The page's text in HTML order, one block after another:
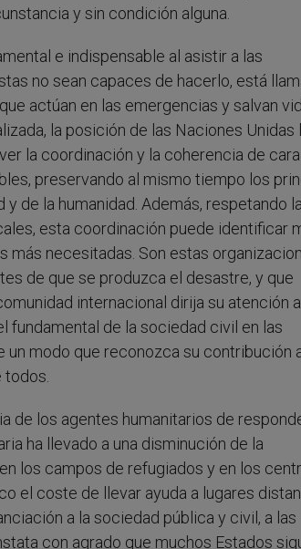
y sin condición alguna.
e indispensable al asistir a las
no sean capaces de hacerlo, está
actúan en las emergencias y salvan
la posición de las Naciones Unidas
la coordinación y la coherencia de cara
preservando al mismo tiempo los
de la humanidad. Además, respetando la
esta coordinación puede identificar
más necesitadas. Son estas
de que se produzca el desastre, y que
internacional dirija su atención
fundamental de la sociedad civil en las
modo que reconozca su contribución
todos.
de los agentes humanitarios de
ha llevado a una disminución de la
los campos de refugiados y en los
el coste de llevar ayuda a lugares
a la sociedad pública y civil, a las
con agrado que muchos Estados